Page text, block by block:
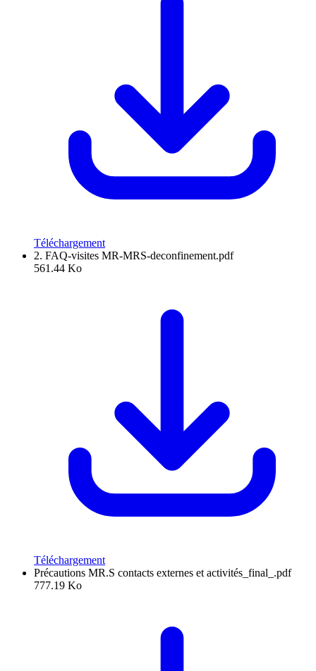
Téléchargement
2. FAQ-visites MR-MRS-deconfinement.pdf
561.44 Ko
Téléchargement
Précautions MR.S contacts externes et activités_final_.pdf
777.19 Ko